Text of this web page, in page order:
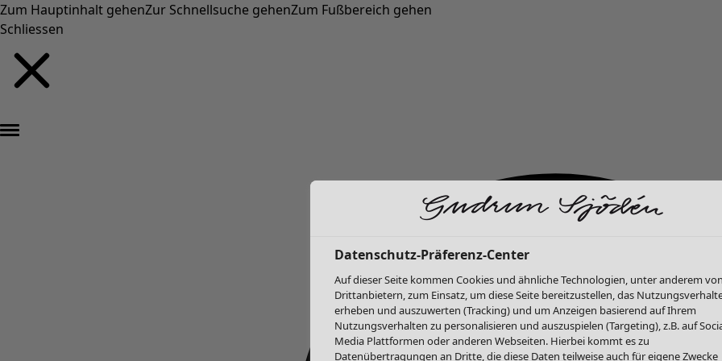
Zum Hauptinhalt gehenZur Schnellsuche gehenZum Fußbereich gehen
Schliessen
Datenschutz-Präferenz-Center
Auf dieser Seite kommen Cookies und ähnliche Technologien, unter anderem von
Drittanbietern, zum Einsatz, um diese Seite bereitzustellen, das
erheben und auszuwerten (Tracking) und um Anzeigen basierend auf Ihrem
Nutzungsverhalten zu personalisieren und auszuspielen (Targeting), z.B. auf
Media Plattformen oder anderen Webseiten. Hierbei kommt es zu
Datenübertragungen an Dritte, die diese Daten teilweise auch für eigene Zwecke